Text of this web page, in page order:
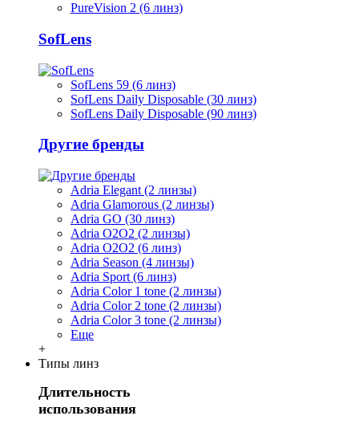
PureVision 2 (6 линз)
SofLens
SofLens 59 (6 линз)
SofLens Daily Disposable (30 линз)
SofLens Daily Disposable (90 линз)
Другие бренды
Adria Elegant (2 линзы)
Adria Glamorous (2 линзы)
Adria GO (30 линз)
Adria O2O2 (2 линзы)
Adria O2O2 (6 линз)
Adria Season (4 линзы)
Adria Sport (6 линз)
Adria Сolor 1 tone (2 линзы)
Adria Сolor 2 tone (2 линзы)
Adria Сolor 3 tone (2 линзы)
Еще
+
Типы линз
Длительность
использования